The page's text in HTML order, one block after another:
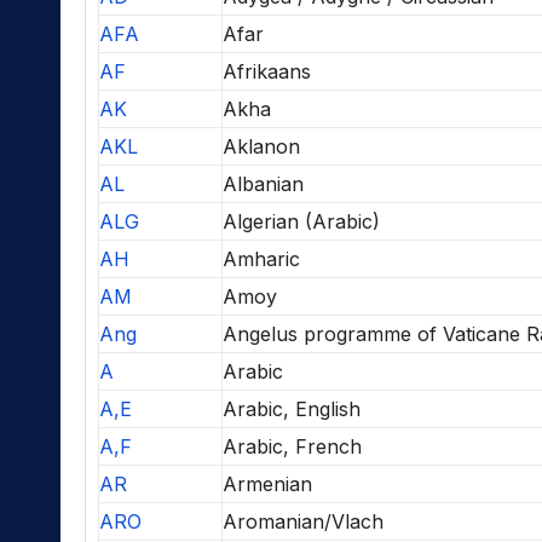
AFA
Afar
AF
Afrikaans
AK
Akha
AKL
Aklanon
AL
Albanian
ALG
Algerian (Arabic)
AH
Amharic
AM
Amoy
Ang
Angelus programme of Vaticane
A
Arabic
A,E
Arabic, English
A,F
Arabic, French
AR
Armenian
ARO
Aromanian/Vlach